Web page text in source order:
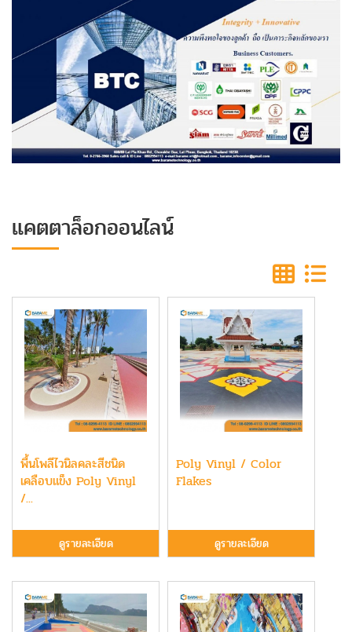
แคตตาล็อกออนไลน์
พื้นโพลีไวนิลคละสีชนิด
เคลือบแข็ง Poly Vinyl
/...
ดูรายละเอียด
Poly Vinyl / Color
Flakes
ดูรายละเอียด